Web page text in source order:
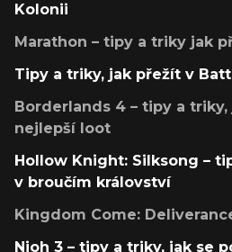
Kolonii
Marathon – tipy a triky jak
Tipy a triky, jak přežít v
Borderlands 4 – tipy a
nejlepší loot
Hollow Knight: Silksong –
v broučím království
Kingdom Come:
Nioh 3 – tipy a triky, jak se